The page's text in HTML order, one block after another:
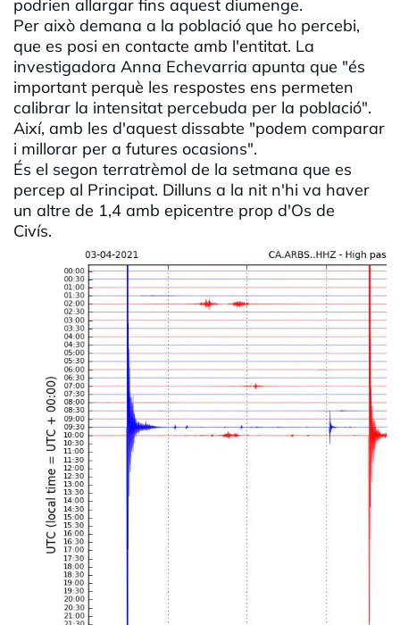
podrien allargar fins aquest diumenge.
Per això demana a la població que ho percebi,
que es posi en contacte amb l'entitat. La
investigadora Anna Echevarria apunta que "és
important perquè les respostes ens permeten
calibrar la intensitat percebuda per la població".
Així, amb les d'aquest dissabte "podem comparar
i millorar per a futures ocasions".
És el segon terratrèmol de la setmana que es
percep al Principat. Dilluns a la nit n'hi va haver
un altre de 1,4 amb epicentre prop d'Os de
Civís.